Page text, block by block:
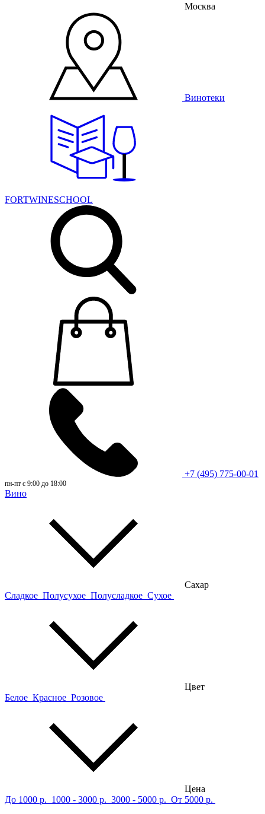
Москва
Винотеки
FORTWINESCHOOL
+7 (495) 775-00-01
пн-пт с 9:00 до 18:00
Вино
Сахар
Сладкое Полусухое Полусладкое Сухое
Цвет
Белое Красное Розовое
Цена
До 1000 р. 1000 - 3000 р. 3000 - 5000 р. От 5000 р.